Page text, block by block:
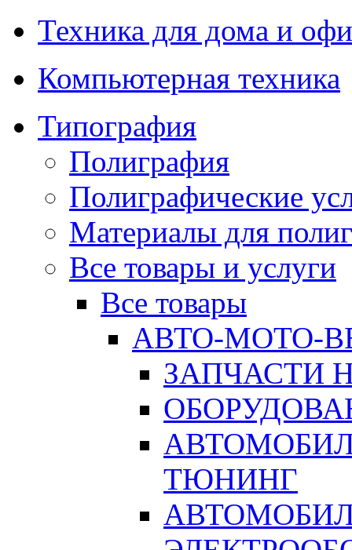
Техника для дома и
Компьютерная техника
Типография
Полиграфия
Полиграфические
Материалы для
Все товары и услуги
Все товары
АВТО-МОТО-
ЗАПЧАСТИ
ТЮНИНГ